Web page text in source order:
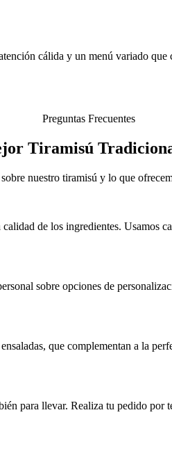
cálida y un menú variado
Preguntas Frecuentes
Tiramisú
nuestro tiramisú y lo que
de los ingredientes. Usamos
sobre opciones de
que complementan a la
para llevar. Realiza tu pedido por